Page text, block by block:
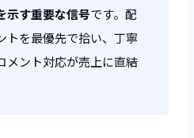
示す重要な信号です。配
トを最優先で拾い、丁寧
メント対応が売上に直結